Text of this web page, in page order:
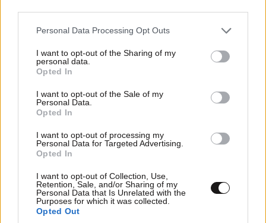
Please note that this website/app uses one or more Google
not limited to your visit or usage behaviour. You may click to
grant or deny consent to Google and its third-party tags to
use your data for below specified purposes in below Google
consent section.
Personal Data Processing Opt Outs
I want to opt-out of the Sharing of my
personal data.
Opted In
I want to opt-out of the Sale of my
Personal Data.
Opted In
I want to opt-out of processing my
Personal Data for Targeted Advertising.
Opted In
I want to opt-out of Collection, Use,
Retention, Sale, and/or Sharing of my
Personal Data that Is Unrelated with the
Purposes for which it was collected.
Opted Out